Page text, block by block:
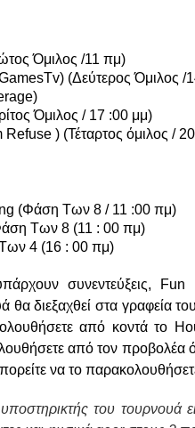
Όμιλος /11 πμ)
(Δεύτερος Όμιλος /
Όμιλος / 17 :00 μμ)
) (Τέταρτος όμιλος /
(Φάση Των 8 / 11 :00 πμ)
Των 8 (11 : 00 πμ)
4 (16 : 00 πμ)
συνεντεύξεις,
θα διεξαχθεί στα γραφεία
από κοντά το
από τον προβολέα
να το
του